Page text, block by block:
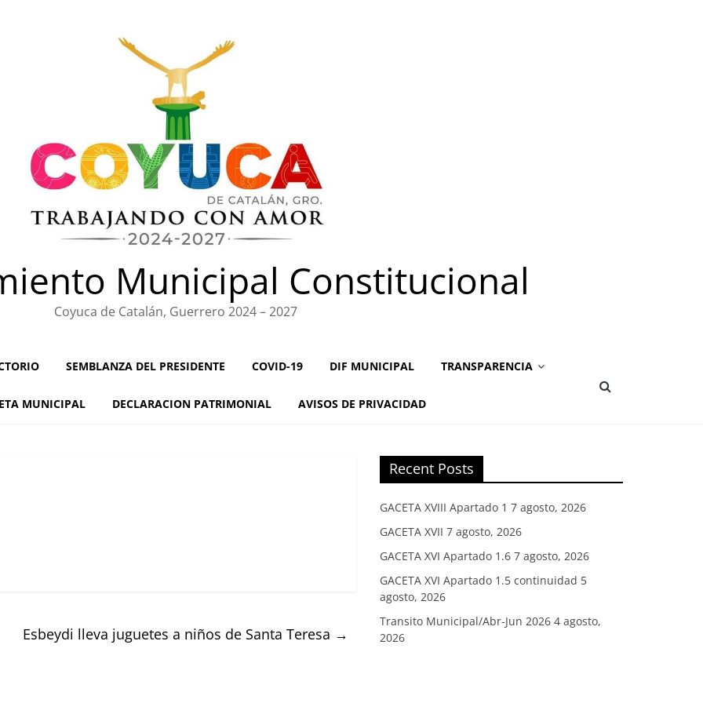
Municipal Constitucional
Coyuca de Catalán, Guerrero 2024 – 2027
SEMBLANZA DEL PRESIDENTE COVID-19 DIF MUNICIPAL TRANSPARENCIA
MUNICIPAL DECLARACION PATRIMONIAL AVISOS DE PRIVACIDAD
Esbeydi lleva juguetes a niños de Santa Teresa →
Recent Posts
GACETA XVIII Apartado 1 7 agosto, 2026
GACETA XVII 7 agosto, 2026
GACETA XVI Apartado 1.6 7 agosto, 2026
GACETA XVI Apartado 1.5 continuidad 5
agosto, 2026
Transito Municipal/Abr-Jun 2026 4 agosto,
2026